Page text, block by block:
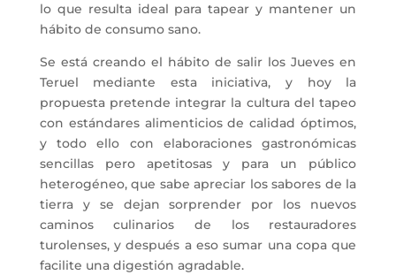
lo que resulta ideal para tapear y mantener un
hábito de consumo sano.
Se está creando el hábito de salir los Jueves en
Teruel mediante esta iniciativa, y hoy la
propuesta pretende integrar la cultura del tapeo
con estándares alimenticios de calidad óptimos,
y todo ello con elaboraciones gastronómicas
sencillas pero apetitosas y para un público
heterogéneo, que sabe apreciar los sabores de la
tierra y se dejan sorprender por los nuevos
caminos culinarios de los restauradores
turolenses, y después a eso sumar una copa que
facilite una digestión agradable.